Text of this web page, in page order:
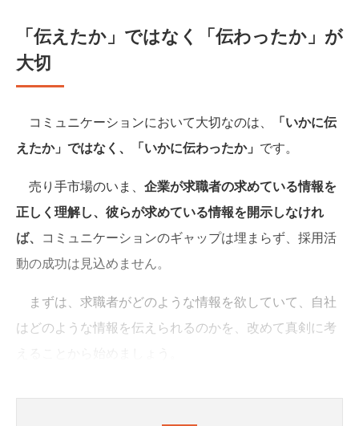
「伝えたか」ではなく「伝わったか」が
大切
コミュニケーションにおいて大切なのは、
「いかに伝
えたか」ではなく、「いかに伝わったか」 です。
売り手市場のいま、 企業が求職者の求めている情報を
正しく理解し、彼らが求めている情報を開示しなけれ
ば、 コミュニケーションのギャップは埋まらず、採用活
動の成功は見込めません。
まずは、求職者がどのような情報を欲していて、自社
はどのような情報を伝えられるのかを、改めて真剣に考